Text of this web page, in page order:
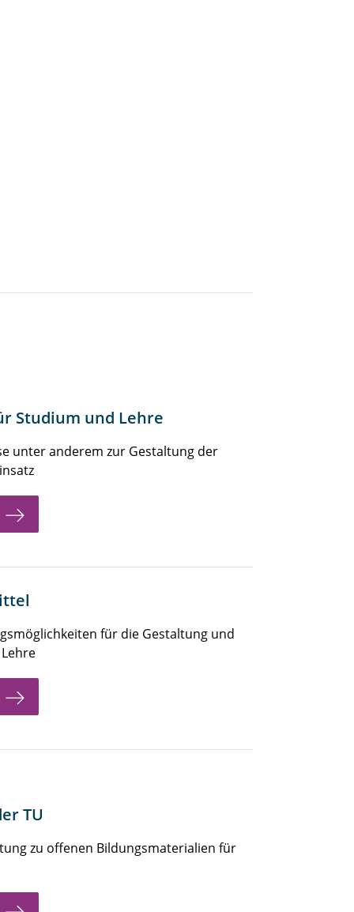
Studium und Lehre
unter anderem zur Gestaltung der
für die Gestaltung und
TU
zu offenen Bildungsmaterialien für